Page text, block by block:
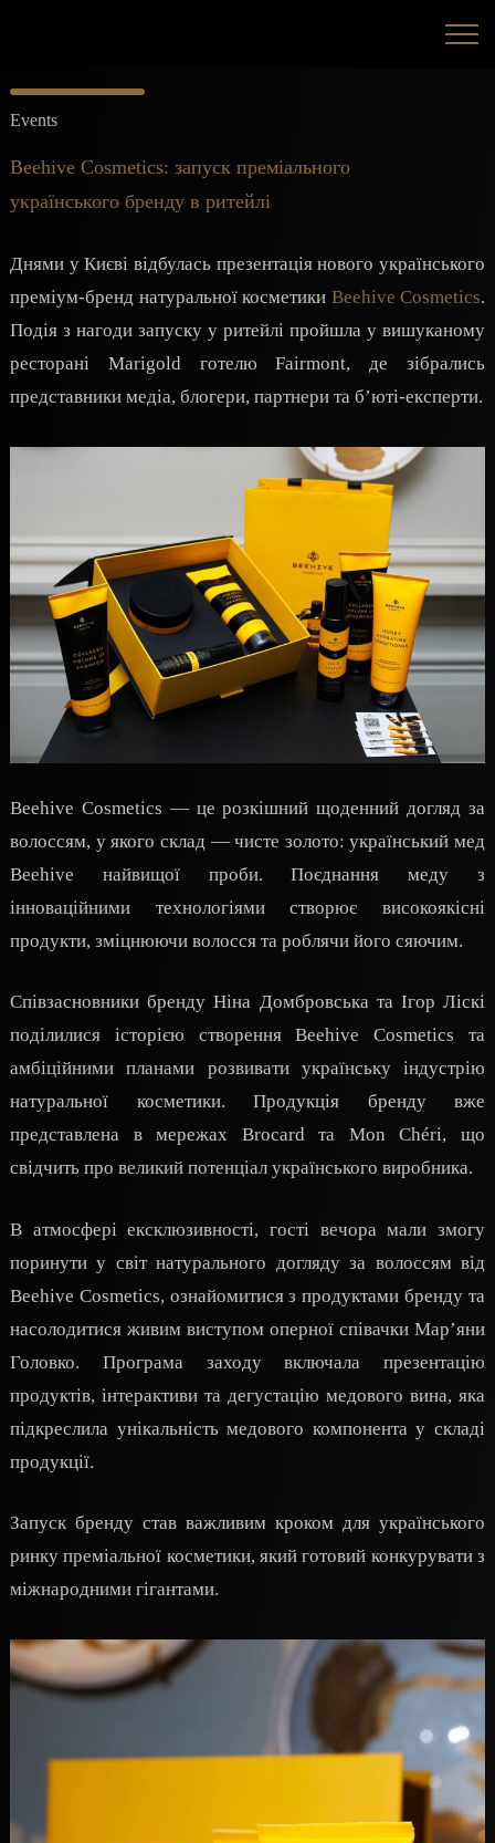
Events
Beehive Cosmetics: запуск преміального
українського бренду в ритейлі
Днями у Києві відбулась презентація нового українського
преміум-бренд натуральної косметики Beehive Cosmetics.
Подія з нагоди запуску у ритейлі пройшла у вишуканому
ресторані Marigold готелю Fairmont, де зібрались
представники медіа, блогери, партнери та б’юті-експерти.
Beehive Cosmetics — це розкішний щоденний догляд за
волоссям, у якого склад — чисте золото: український мед
Beehive найвищої проби. Поєднання меду з
інноваційними технологіями створює високоякісні
продукти, зміцнюючи волосся та роблячи його сяючим.
Співзасновники бренду Ніна Домбровська та Ігор Ліскі
поділилися історією створення Beehive Cosmetics та
амбіційними планами розвивати українську індустрію
натуральної косметики. Продукція бренду вже
представлена в мережах Brocard та Mon Chéri, що
свідчить про великий потенціал українського виробника.
В атмосфері ексклюзивності, гості вечора мали змогу
поринути у світ натурального догляду за волоссям від
Beehive Cosmetics, ознайомитися з продуктами бренду та
насолодитися живим виступом оперної співачки Мар’яни
Головко. Програма заходу включала презентацію
продуктів, інтерактиви та дегустацію медового вина, яка
підкреслила унікальність медового компонента у складі
продукції.
Запуск бренду став важливим кроком для українського
ринку преміальної косметики, який готовий конкурувати з
міжнародними гігантами.